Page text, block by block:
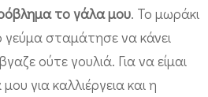
το γάλα μου. Το μωράκι
σταμάτησε να κάνει
ούτε γουλιά. Για να είμαι
για καλλιέργεια και η